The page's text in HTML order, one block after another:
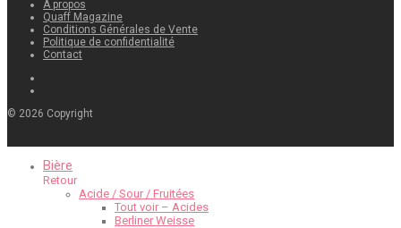
À propos
Quaff Magazine
Conditions Générales de Vente
Politique de confidentialité
Contact
© 2026 Copyright
Bière
Retour
Acide / Sour / Fruitées
Tout voir – Acides
Berliner Weisse